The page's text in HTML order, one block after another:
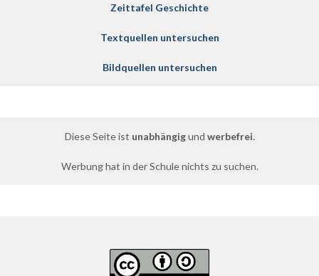
Zeittafel Geschichte
Textquellen untersuchen
Bildquellen untersuchen
Diese Seite ist unabhängigund werbefrei.
Werbung hat in der Schule nichts zu suchen.